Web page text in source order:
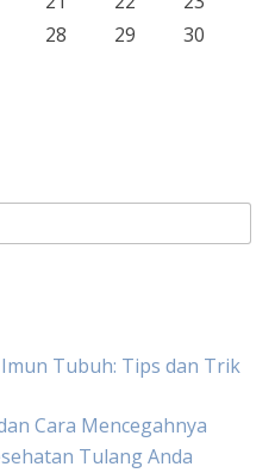
28 29
30
Tubuh: Tips dan Trik
Cara Mencegahnya
Tulang Anda